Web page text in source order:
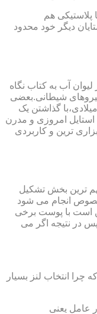
هم
دیگر خود محدود
آب به کتاب نگاه
شیطانی.بعضی
دیگر عقیده دارند اولین عینک توسط سالوینو دارماتی اهل ایتالیا در سال ۱۲۸۴ میلادی ساخته شده،برخی دیگر اختراع عینک را به مردی به نام روچربیکنبا نسبت میدهند که در سال ۱۲۶۶ میلادی،با گذاشتن یک
؛به نام ادوارد اسکارلت استایل امروزی و مدرن
ترین و کاربردی
ترین بخش تشکیل
انجام می شود
است با پوست برخی
در نتیجه اگر می
انتخاب لنز بسیار
عامل یعنی